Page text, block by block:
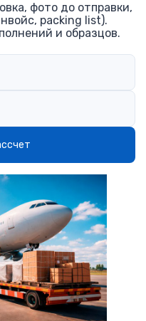
фото до отправки,
packing list).
и образцов.